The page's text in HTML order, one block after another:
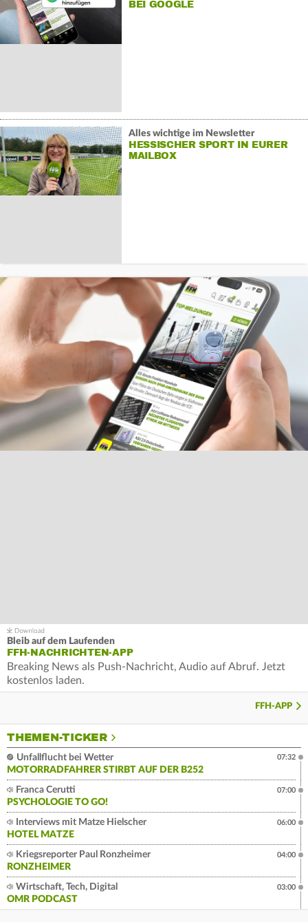
BEI GOOGLE
Alles wichtige im Newsletter
HESSISCHER SPORT IN EURER
MAILBOX
Bleib auf dem Laufenden
FFH-NACHRICHTEN-APP
Breaking News als Push-Nachricht, Audio auf Abruf. Jetzt
kostenlos laden.
FFH-APP
THEMEN-TICKER
Unfallflucht bei Wetter
MOTORRADFAHRER STIRBT AUF DER B252
07:32
Franca Cerutti
PSYCHOLOGIE TO GO!
07:00
Interviews mit Matze Hielscher
HOTEL MATZE
06:00
Kriegsreporter Paul Ronzheimer
RONZHEIMER
04:00
Wirtschaft, Tech, Digital
OMR PODCAST
03:00